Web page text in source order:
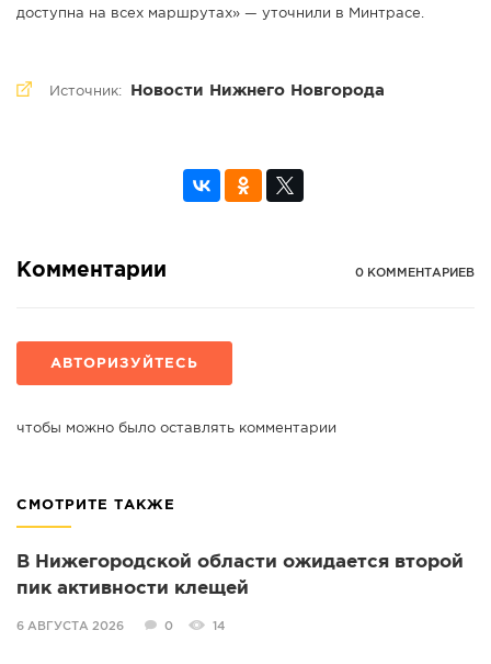
доступна на всех маршрутах» — уточнили в Минтрасе.
Источник: Новости Нижнего Новгорода
Комментарии 0 КОММЕНТАРИЕВ
АВТОРИЗУЙТЕСЬ
чтобы можно было оставлять комментарии
СМОТРИТЕ ТАКЖЕ
В Нижегородской области ожидается второй
пик активности клещей
6 АВГУСТА 2026 0 14